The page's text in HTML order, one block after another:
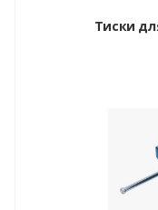
Тиски